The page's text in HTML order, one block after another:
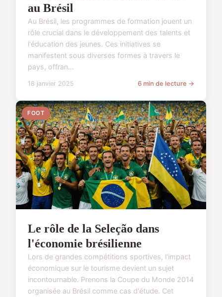
au Brésil
Au Brésil, les programmes de formation jouent un
rôle crucial dans le développement des talents et
l'éducation des jeunes. Ces initiatives se
manifestent sous diverses formes à travers le
pays, offran...
18 janvier 2025 6 min de lecture →
FOOT
Le rôle de la Seleção dans
l'économie brésilienne
Lors de grandes compétitions sportives, l'impact
économique sur le tourisme devient un sujet
incontournable. Prenons la Coupe du Monde 2014
organisée au Brésil comme cas d'étude. Cet